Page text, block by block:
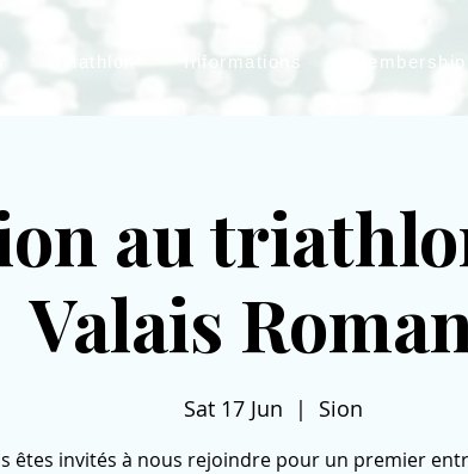
Informations
au
Valais
Sat 17 Jun
  |
Sion
êtes invités à nous rejoindre pour un premier